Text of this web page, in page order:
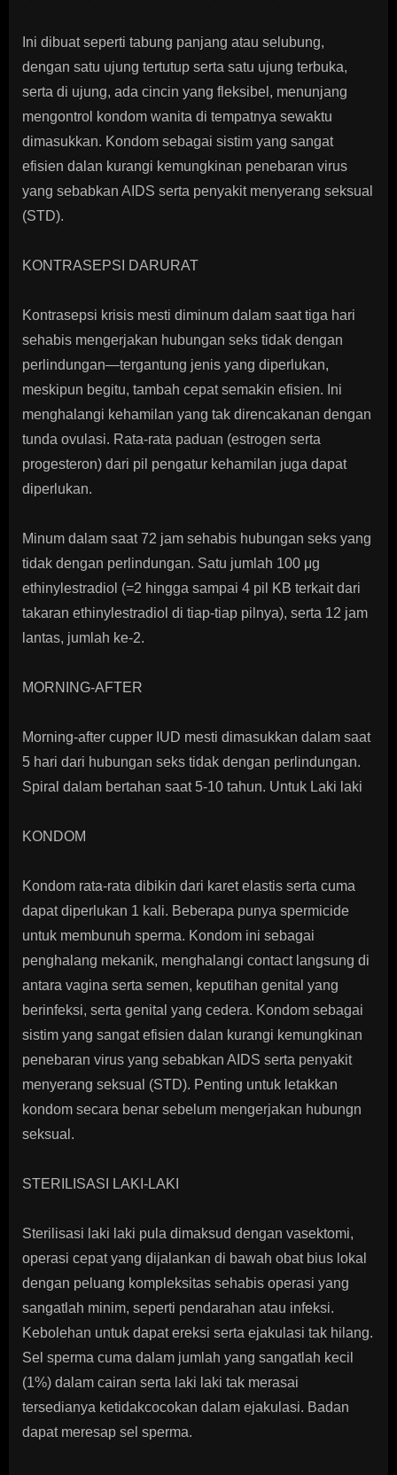
Ini dibuat seperti tabung panjang atau selubung,
dengan satu ujung tertutup serta satu ujung terbuka,
serta di ujung, ada cincin yang fleksibel, menunjang
mengontrol kondom wanita di tempatnya sewaktu
dimasukkan. Kondom sebagai sistim yang sangat
efisien dalan kurangi kemungkinan penebaran virus
yang sebabkan AIDS serta penyakit menyerang seksual
(STD).
KONTRASEPSI DARURAT
Kontrasepsi krisis mesti diminum dalam saat tiga hari
sehabis mengerjakan hubungan seks tidak dengan
perlindungan—tergantung jenis yang diperlukan,
meskipun begitu, tambah cepat semakin efisien. Ini
menghalangi kehamilan yang tak direncakanan dengan
tunda ovulasi. Rata-rata paduan (estrogen serta
progesteron) dari pil pengatur kehamilan juga dapat
diperlukan.
Minum dalam saat 72 jam sehabis hubungan seks yang
tidak dengan perlindungan. Satu jumlah 100 μg
ethinylestradiol (=2 hingga sampai 4 pil KB terkait dari
takaran ethinylestradiol di tiap-tiap pilnya), serta 12 jam
lantas, jumlah ke-2.
MORNING-AFTER
Morning-after cupper IUD mesti dimasukkan dalam saat
5 hari dari hubungan seks tidak dengan perlindungan.
Spiral dalam bertahan saat 5-10 tahun. Untuk Laki laki
KONDOM
Kondom rata-rata dibikin dari karet elastis serta cuma
dapat diperlukan 1 kali. Beberapa punya spermicide
untuk membunuh sperma. Kondom ini sebagai
penghalang mekanik, menghalangi contact langsung di
antara vagina serta semen, keputihan genital yang
berinfeksi, serta genital yang cedera. Kondom sebagai
sistim yang sangat efisien dalan kurangi kemungkinan
penebaran virus yang sebabkan AIDS serta penyakit
menyerang seksual (STD). Penting untuk letakkan
kondom secara benar sebelum mengerjakan hubungn
seksual.
STERILISASI LAKI-LAKI
Sterilisasi laki laki pula dimaksud dengan vasektomi,
operasi cepat yang dijalankan di bawah obat bius lokal
dengan peluang kompleksitas sehabis operasi yang
sangatlah minim, seperti pendarahan atau infeksi.
Kebolehan untuk dapat ereksi serta ejakulasi tak hilang.
Sel sperma cuma dalam jumlah yang sangatlah kecil
(1%) dalam cairan serta laki laki tak merasai
tersedianya ketidakcocokan dalam ejakulasi. Badan
dapat meresap sel sperma.